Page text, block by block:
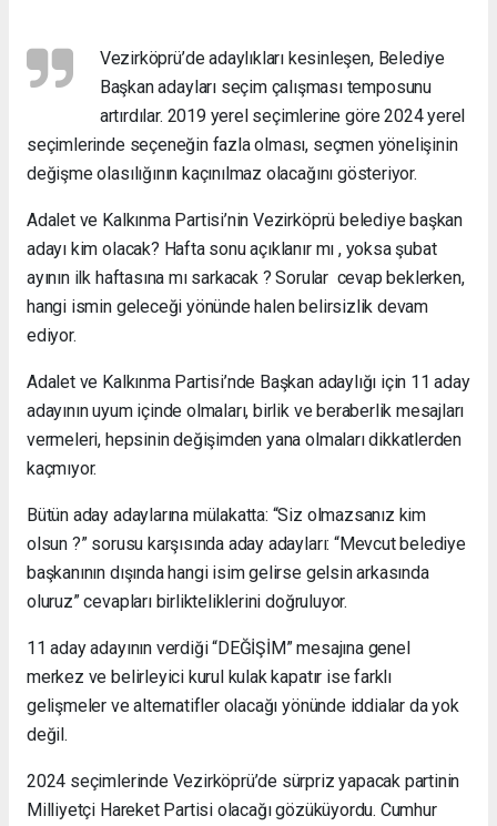
Vezirköprü’de adaylıkları kesinleşen, Belediye
Başkan adayları seçim çalışması temposunu
artırdılar. 2019 yerel seçimlerine göre 2024 yerel
seçimlerinde seçeneğin fazla olması, seçmen yönelişinin
değişme olasılığının kaçınılmaz olacağını gösteriyor.
Adalet ve Kalkınma Partisi’nin Vezirköprü belediye başkan
adayı kim olacak? Hafta sonu açıklanır mı , yoksa şubat
ayının ilk haftasına mı sarkacak ? Sorular cevap beklerken,
hangi ismin geleceği yönünde halen belirsizlik devam
ediyor.
Adalet ve Kalkınma Partisi’nde Başkan adaylığı için 11 aday
adayının uyum içinde olmaları, birlik ve beraberlik mesajları
vermeleri, hepsinin değişimden yana olmaları dikkatlerden
kaçmıyor.
Bütün aday adaylarına mülakatta: “Siz olmazsanız kim
olsun ?” sorusu karşısında aday adayları: “Mevcut belediye
başkanının dışında hangi isim gelirse gelsin arkasında
oluruz” cevapları birlikteliklerini doğruluyor.
11 aday adayının verdiği “DEĞİŞİM” mesajına genel
merkez ve belirleyici kurul kulak kapatır ise farklı
gelişmeler ve alternatifler olacağı yönünde iddialar da yok
değil.
2024 seçimlerinde Vezirköprü’de sürpriz yapacak partinin
Milliyetçi Hareket Partisi olacağı gözüküyordu. Cumhur